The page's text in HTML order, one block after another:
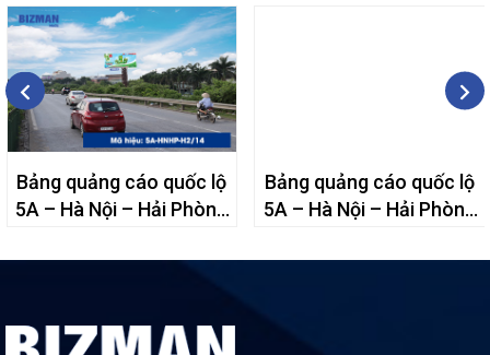
Bảng quảng cáo quốc lộ
5A – Hà Nội – Hải Phòng
Bảng quảng cáo quốc lộ
5A – Hà Nội – Hải Phòng